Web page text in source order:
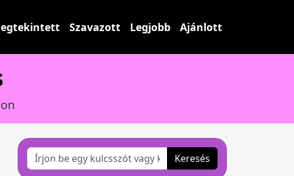
Szavazott Legjobb Ajánlott
Keresés